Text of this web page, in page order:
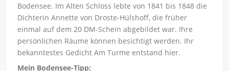
Bodensee. Im Alten Schloss lebte von 1841 bis 1848 die
Dichterin Annette von Droste-Hülshoff, die früher
einmal auf dem 20 DM-Schein abgebildet war. Ihre
persönlichen Räume können besichtigt werden. Ihr
bekanntestes Gedicht Am Turme entstand hier.
Mein Bodensee-Tipp: